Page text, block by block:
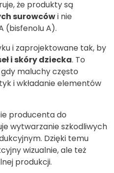
że produkty są
surowcówi nie
(bisfenolu A).
i zaprojektowane tak, by
i skóry dziecka. To
gdy maluchy często
i wkładanie elementów
producenta do
wytwarzanie szkodliwych
Dzięki temu
wizualnie, ale też
produkcji.